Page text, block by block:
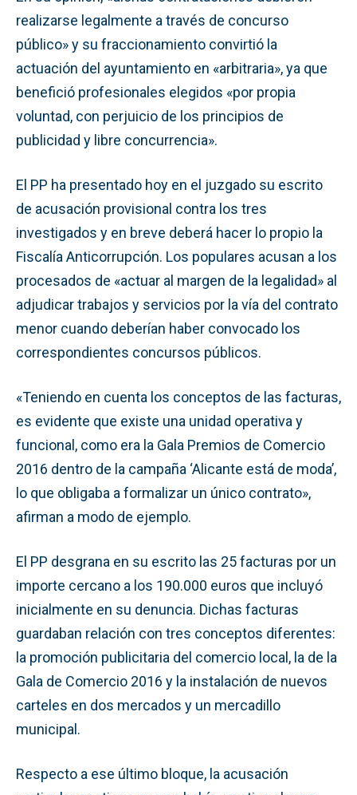
realizarse legalmente a través de concurso
público» y su fraccionamiento convirtió la
actuación del ayuntamiento en «arbitraria», ya que
benefició profesionales elegidos «por propia
voluntad, con perjuicio de los principios de
publicidad y libre concurrencia».
El PP ha presentado hoy en el juzgado su escrito
de acusación provisional contra los tres
investigados y en breve deberá hacer lo propio la
Fiscalía Anticorrupción. Los populares acusan a los
procesados de «actuar al margen de la legalidad» al
adjudicar trabajos y servicios por la vía del contrato
menor cuando deberían haber convocado los
correspondientes concursos públicos.
«Teniendo en cuenta los conceptos de las facturas,
es evidente que existe una unidad operativa y
funcional, como era la Gala Premios de Comercio
2016 dentro de la campaña ‘Alicante está de moda’,
lo que obligaba a formalizar un único contrato»,
afirman a modo de ejemplo.
El PP desgrana en su escrito las 25 facturas por un
importe cercano a los 190.000 euros que incluyó
inicialmente en su denuncia. Dichas facturas
guardaban relación con tres conceptos diferentes:
la promoción publicitaria del comercio local, la de la
Gala de Comercio 2016 y la instalación de nuevos
carteles en dos mercados y un mercadillo
municipal.
Respecto a ese último bloque, la acusación